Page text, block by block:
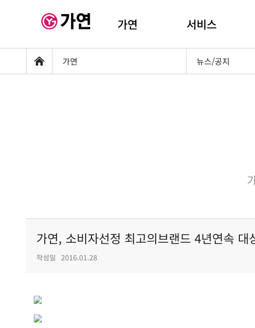
가연 서비스
홈 가연 뉴스/공지
가연, 소비자선정 최고의브랜드 4년연속 대
작성일 2016.01.28